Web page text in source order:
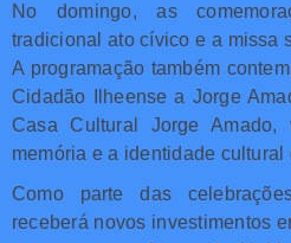
No domingo, as
tradicional ato cívico e a missa
A programação também
Cidadão Ilheense a Jorge
Casa Cultural Jorge
memória e a identidade cultural
Como parte das
receberá novos investimentos